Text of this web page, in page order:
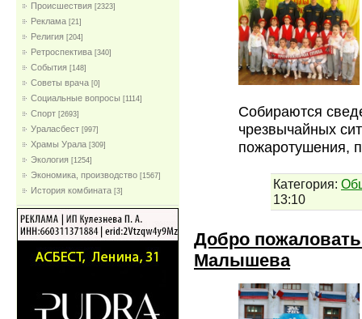
Проиcшествия [2323]
Реклама [21]
Религия [204]
Ретроспектива [340]
События [148]
Советы врача [0]
Социальные вопросы [1114]
Спорт [2693]
Ураласбест [997]
Храмы Урала [309]
Экология [1254]
Экономика, производство [1567]
История комбината [3]
Собираются
чрезвычайных
пожаротушения,
Категория:
13:10
Добро
Малышева